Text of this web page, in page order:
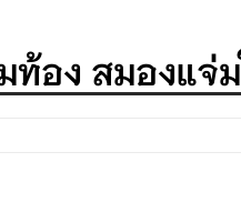
นอาสาฬหบูชาและวันเข้าพรรษา
ยในการใช้รถใช้ถนน
ท้อง สมองแจ่